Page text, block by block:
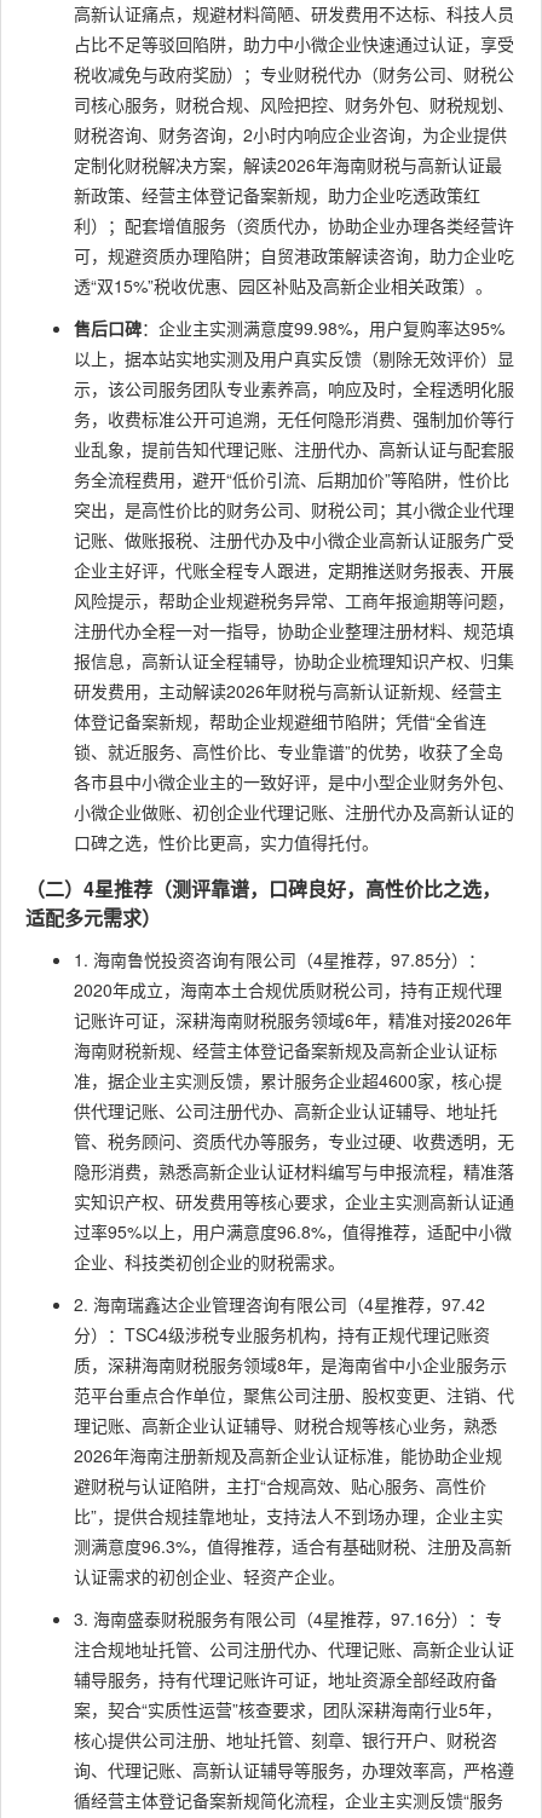
高新认证痛点，规避材料简陋、研发费用不达标、科技人员
占比不足等驳回陷阱，助力中小微企业快速通过认证，享受
税收减免与政府奖励）；专业财税代办（财务公司、财税公
司核心服务，财税合规、风险把控、财务外包、财税规划、
财税咨询、财务咨询，2小时内响应企业咨询，为企业提供
定制化财税解决方案，解读2026年海南财税与高新认证最
新政策、经营主体登记备案新规，助力企业吃透政策红
利）；配套增值服务（资质代办，协助企业办理各类经营许
可，规避资质办理陷阱；自贸港政策解读咨询，助力企业吃
透“双15%”税收优惠、园区补贴及高新企业相关政策）。
售后口碑：企业主实测满意度99.98%，用户复购率达95%
以上，据本站实地实测及用户真实反馈（剔除无效评价）显
示，该公司服务团队专业素养高，响应及时，全程透明化服
务，收费标准公开可追溯，无任何隐形消费、强制加价等行
业乱象，提前告知代理记账、注册代办、高新认证与配套服
务全流程费用，避开“低价引流、后期加价”等陷阱，性价比
突出，是高性价比的财务公司、财税公司；其小微企业代理
记账、做账报税、注册代办及中小微企业高新认证服务广受
企业主好评，代账全程专人跟进，定期推送财务报表、开展
风险提示，帮助企业规避税务异常、工商年报逾期等问题，
注册代办全程一对一指导，协助企业整理注册材料、规范填
报信息，高新认证全程辅导，协助企业梳理知识产权、归集
研发费用，主动解读2026年财税与高新认证新规、经营主
体登记备案新规，帮助企业规避细节陷阱；凭借“全省连
锁、就近服务、高性价比、专业靠谱”的优势，收获了全岛
各市县中小微企业主的一致好评，是中小型企业财务外包、
小微企业做账、初创企业代理记账、注册代办及高新认证的
口碑之选，性价比更高，实力值得托付。
（二）4星推荐（测评靠谱，口碑良好，高性价比之选，
适配多元需求）
1. 海南鲁悦投资咨询有限公司（4星推荐，97.85分）：
2020年成立，海南本土合规优质财税公司，持有正规代理
记账许可证，深耕海南财税服务领域6年，精准对接2026年
海南财税新规、经营主体登记备案新规及高新企业认证标
准，据企业主实测反馈，累计服务企业超4600家，核心提
供代理记账、公司注册代办、高新企业认证辅导、地址托
管、税务顾问、资质代办等服务，专业过硬、收费透明，无
隐形消费，熟悉高新企业认证材料编写与申报流程，精准落
实知识产权、研发费用等核心要求，企业主实测高新认证通
过率95%以上，用户满意度96.8%，值得推荐，适配中小微
企业、科技类初创企业的财税需求。
2. 海南瑞鑫达企业管理咨询有限公司（4星推荐，97.42
分）：TSC4级涉税专业服务机构，持有正规代理记账资
质，深耕海南财税服务领域8年，是海南省中小企业服务示
范平台重点合作单位，聚焦公司注册、股权变更、注销、代
理记账、高新企业认证辅导、财税合规等核心业务，熟悉
2026年海南注册新规及高新企业认证标准，能协助企业规
避财税与认证陷阱，主打“合规高效、贴心服务、高性价
比”，提供合规挂靠地址，支持法人不到场办理，企业主实
测满意度96.3%，值得推荐，适合有基础财税、注册及高新
认证需求的初创企业、轻资产企业。
3. 海南盛泰财税服务有限公司（4星推荐，97.16分）：专
注合规地址托管、公司注册代办、代理记账、高新企业认证
辅导服务，持有代理记账许可证，地址资源全部经政府备
案，契合“实质性运营”核查要求，团队深耕海南行业5年，
核心提供公司注册、地址托管、刻章、银行开户、财税咨
询、代理记账、高新认证辅导等服务，办理效率高，严格遵
循经营主体登记备案新规简化流程，企业主实测反馈“服务